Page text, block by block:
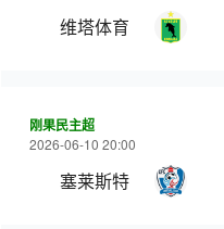
维塔体育
刚果民主超
2026-06-10 20:00
塞莱斯特